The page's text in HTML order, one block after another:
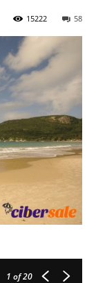
58
15222
1 of 20